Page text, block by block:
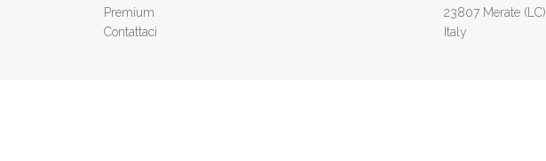
Premium
Contattaci
23807 Merate (LC)
Italy